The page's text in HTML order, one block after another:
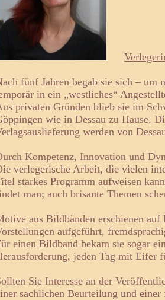
fünf Jahren begab sie sich – um
in ein „westliches“
privaten Gründen blieb sie im
wie in Dessau zu Hause.
werden von
Kompetenz, Innovation und
verlegerische Arbeit, die vielen
starkes Programm aufweisen
man; auch brisante Themen
aus Bildbänden erschienen
aufgeführt,
einen Bildband bekam sie sogar
jeden Tag mit Eifer
Sie Interesse an der
sachlichen Beurteilung und